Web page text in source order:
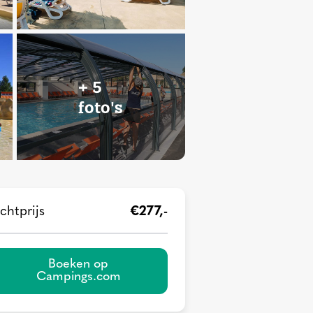
+ 5
foto's
€277,-
Boeken op
Campings.com